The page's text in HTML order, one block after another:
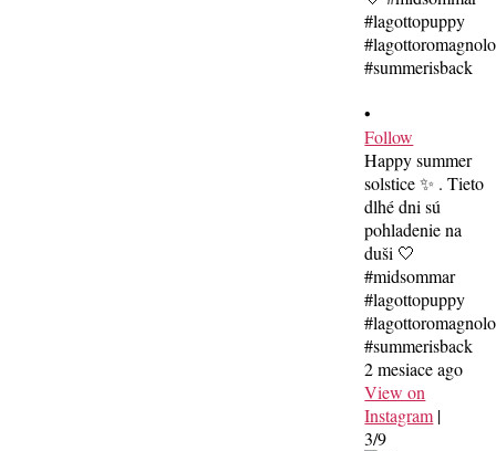
•
Follow
Happy summer
solstice ✨ . Tieto
dlhé dni sú
pohladenie na
duši 🤍
#midsommar
#lagottopuppy
#lagottoromagnolo
#summerisback
2 mesiace ago
View on
Instagram |
3/9